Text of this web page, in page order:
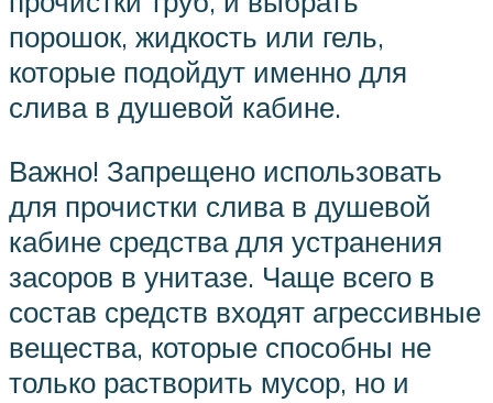
порошок, жидкость или гель,
которые подойдут именно для
слива в душевой кабине.
Важно! Запрещено использовать
для прочистки слива в душевой
кабине средства для устранения
засоров в унитазе. Чаще всего в
состав средств входят агрессивные
вещества, которые способны не
только растворить мусор, но и